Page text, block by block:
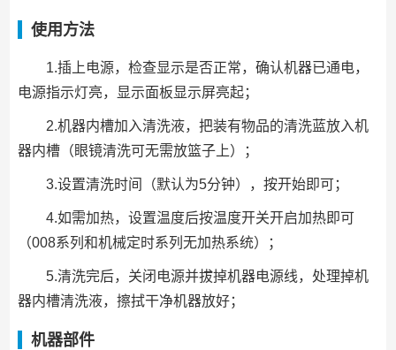
使用方法
1.插上电源，检查显示是否正常，确认机器已通电，
电源指示灯亮，显示面板显示屏亮起；
2.机器内槽加入清洗液，把装有物品的清洗蓝放入机
器内槽（眼镜清洗可无需放篮子上）；
3.设置清洗时间（默认为5分钟），按开始即可；
4.如需加热，设置温度后按温度开关开启加热即可
（008系列和机械定时系列无加热系统）；
5.清洗完后，关闭电源并拔掉机器电源线，处理掉机
器内槽清洗液，擦拭干净机器放好；
机器部件